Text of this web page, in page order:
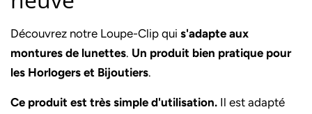
Découvrez notre Loupe-Clip qui s'adapte aux
montures de lunettes. Un produit bien pratique pour
les Horlogers et Bijoutiers.
Ce produit est très simple d'utilisation. Il est adapté